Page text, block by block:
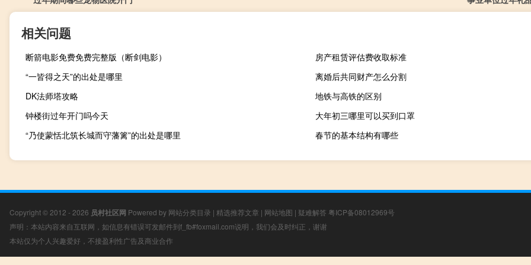
相关问题
断箭电影免费免费完整版（断剑电影）
房产租赁评估费收取标准
“一皆得之天”的出处是哪里
离婚后共同财产怎么分割
DK法师塔攻略
地铁与高铁的区别
钟楼街过年开门吗今天
大年初三哪里可以买到口罩
“乃使蒙恬北筑长城而守藩篱”的出处是哪里
春节的基本结构有哪些
Copyright © 2012 - 2026 员村社区网 Powered by 网站分类目录 | 精选推荐文章 | 网站地图 | 疑难解答 粤ICP备08012969号
声明：本站内容来自互联网，如信息有错误可发邮件到f_fb#foxmail.com说明，我们会及时纠正，谢谢
本站仅为个人兴趣爱好，不接盈利性广告及商业合作